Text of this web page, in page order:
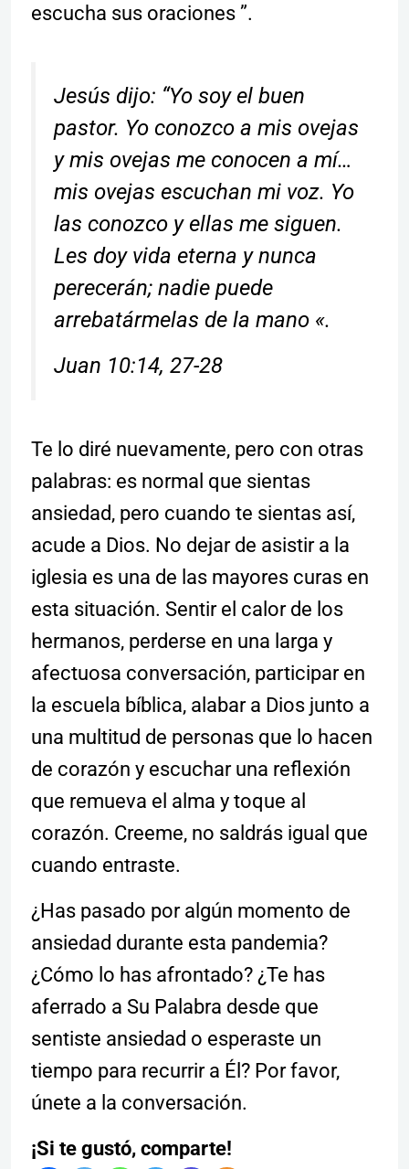
escucha sus oraciones ”.
Jesús dijo: “Yo soy el buen
pastor. Yo conozco a mis ovejas
y mis ovejas me conocen a mí…
mis ovejas escuchan mi voz. Yo
las conozco y ellas me siguen.
Les doy vida eterna y nunca
perecerán; nadie puede
arrebatármelas de la mano «.
Juan 10:14, 27-28
Te lo diré nuevamente, pero con otras
palabras: es normal que sientas
ansiedad, pero cuando te sientas así,
acude a Dios. No dejar de asistir a la
iglesia es una de las mayores curas en
esta situación. Sentir el calor de los
hermanos, perderse en una larga y
afectuosa conversación, participar en
la escuela bíblica, alabar a Dios junto a
una multitud de personas que lo hacen
de corazón y escuchar una reflexión
que remueva el alma y toque al
corazón. Creeme, no saldrás igual que
cuando entraste.
¿Has pasado por algún momento de
ansiedad durante esta pandemia?
¿Cómo lo has afrontado? ¿Te has
aferrado a Su Palabra desde que
sentiste ansiedad o esperaste un
tiempo para recurrir a Él? Por favor,
únete a la conversación.
¡Si te gustó, comparte!